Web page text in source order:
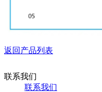
返回产品列表
联系我们
联系我们